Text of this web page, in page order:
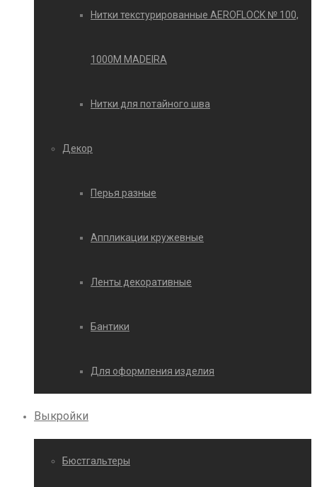
Нитки текстурированные AEROFLOCK № 100,
1000М MADEIRA
Нитки для потайного шва
Декор
Перья разные
Аппликации кружевные
Ленты декоративные
Бантики
Для оформления изделия
Выкройки
Бюстгальтеры